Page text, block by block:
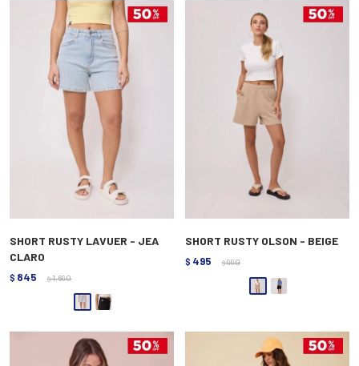
SHORT RUSTY LAVUER - JEA
CLARO
$ 845 $ 1.690
SHORT RUSTY OLSON - BEIGE
$ 495 $ 990